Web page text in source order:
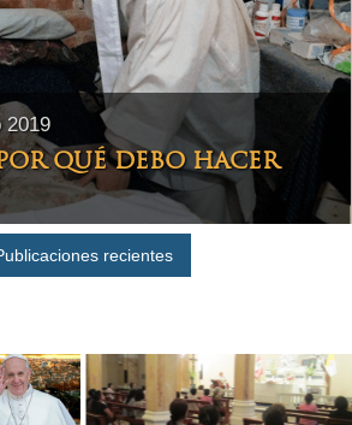
2019
QUÉ DEBO HACER
recientes